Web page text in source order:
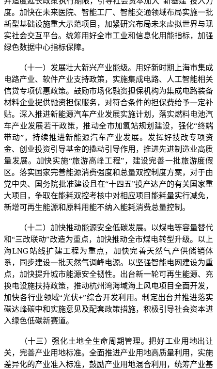
度。加快在未来医院、智能工厂、智能交通领域布局实施一批
新型基础设施重大示范项目，加紧研究布局未来虚拟世界与现
实社会交互平台。统筹用好全市工业和信息化用能指标，加强
绿色数据中心指标保障。
（十一）发展壮大新兴产业能级。用好新时期上海市集成
电路产业、软件产业支持政策，实施集成电路、人工智能相关
信贷专项优惠政策。鼓励市场化融资担保机构为集成电路装备
材料企业提供融资担保服务，对符合条件的担保费给予一定补
贴。深入推进新能源汽车产业发展实施计划，落实燃料电池汽
车产业发展若干政策，推动全市加氢站规划建设，强化“终端
带动”，持续推进新能源汽车产业发展。发挥好技改专项资
金、创业投资引导基金的撬动引导作用，推进先进制造业高质
量发展。加快实施“旅游高峰工程”，建设完善一批旅游度假
区。落实国家完善能源消费强度和总量双控制度方案，对于由
党中央、国务院批准建设且在“十四五”投产达产的有关国家重
大项目，争取在能耗双控考核中对相应项目能耗量实行减免，
新增可再生能源和原料用能不纳入能耗消费总量控制。
（十二）加快推动能源安全低碳发展。以煤电等容量替代
和“三改联动”改造为重点，加快推动全市煤电转型升级。以上
海LNG站线扩建工程为重点，加快完善天然气产供储销体
系，同步建设一批天然气调峰电源。以坚强智能电网建设为重
点，加快提升城市能源安全韧性。出台新一轮可再生能源、充
换电设施扶持政策，推动杭州湾海域海上风电项目全面开发，
加快各行业领域“光伏+”综合开发利用。制定出台并推进落实
碳达峰碳中和实施意见及配套政策措施，积极引导社会资本进
入绿色低碳新赛道。
（十三）强化土地全生命周期管理。把好工业用地出让
关，完善产业用地标准。全面推进产业用地高质量利用，实施
差异化的产业准入标准，鼓励产业用地混合利用，统筹产业基